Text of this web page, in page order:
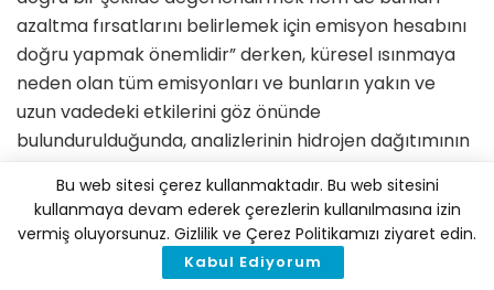
azaltma fırsatlarını belirlemek için emisyon hesabını
doğru yapmak önemlidir” derken, küresel ısınmaya
neden olan tüm emisyonları ve bunların yakın ve
uzun vadedeki etkilerini göz önünde
bulundurulduğunda, analizlerinin hidrojen dağıtımının
olabileceğini gösterdiğini belirtti.
Hidrojen dağıtımının potansiyel etkilerini daha doğru
bir şekilde ölçmek için EDF, hidrojenin önceki bir
Bu web sitesi çerez kullanmaktadır. Bu web sitesini
kullanmaya devam ederek çerezlerin kullanılmasına izin
vermiş oluyorsunuz. Gizlilik ve Çerez Politikamızı ziyaret edin.
Kabul Ediyorum